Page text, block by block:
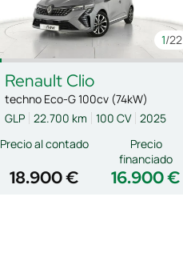
1/22
Renault Clio
techno Eco-G 100cv (74kW)
GLP 22.700 km 100 CV 2025
Precio al contado
18.900 € 16.900 €
Precio
financiado